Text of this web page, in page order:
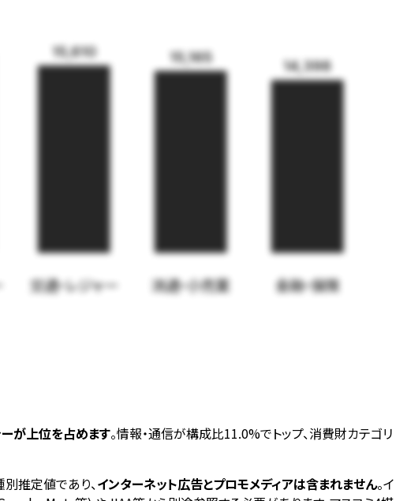
15,610
交通・レジャー
15,165
流通・小売業
14,398
金融・保険
ーが上位を占めます。情報・通信が構成比11.0%でトップ、消費財カテゴリ
推定値であり、インターネット広告とプロモメディアは含まれません。イ